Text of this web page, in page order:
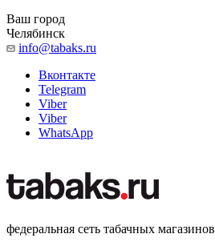
Ваш город
Челябинск
info@tabaks.ru
Вконтакте
Telegram
Viber
Viber
WhatsApp
федеральная сеть табачных магазинов